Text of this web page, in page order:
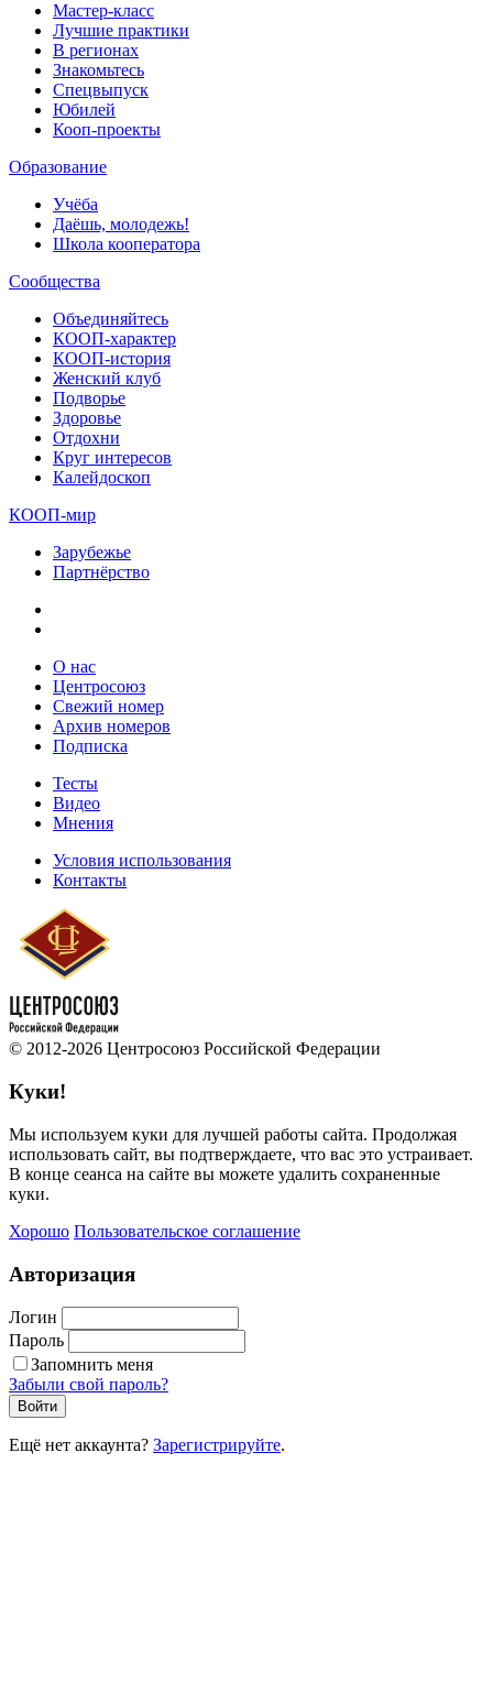
Мастер-класс
Лучшие практики
В регионах
Знакомьтесь
Спецвыпуск
Юбилей
Кооп-проекты
Образование
Учёба
Даёшь, молодежь!
Школа кооператора
Сообщества
Объединяйтесь
КООП-характер
КООП-история
Женский клуб
Подворье
Здоровье
Отдохни
Круг интересов
Калейдоскоп
КООП-мир
Зарубежье
Партнёрство
О нас
Центросоюз
Свежий номер
Архив номеров
Подписка
Тесты
Видео
Мнения
Условия использования
Контакты
© 2012-2026 Центросоюз Российской Федерации
Куки!
Мы используем куки для лучшей работы сайта. Продолжая
использовать сайт, вы подтверждаете, что вас это устраивает.
В конце сеанса на сайте вы можете удалить сохраненные
куки.
Хорошо Пользовательское соглашение
Авторизация
Логин
Пароль
Запомнить меня
Забыли свой пароль?
Войти
Ещё нет аккаунта? Зарегистрируйте.